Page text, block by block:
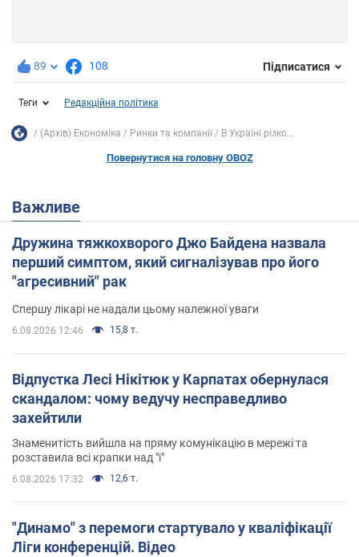
89 108 Підписатися
Теги Редакційна політика
(Архів) Економіка Ринки та компанії В Україні різко...
Повернутися на головну OBOZ
Важливе
Дружина тяжкохворого Джо Байдена назвала
перший симптом, який сигналізував про його
"агресивний" рак
Спершу лікарі не надали цьому належної уваги
6.08.2026 12:46 15,8 т.
Відпустка Лесі Нікітюк у Карпатах обернулася
скандалом: чому ведучу несправедливо
захейтили
Знаменитість вийшла на пряму комунікацію в мережі та
розставила всі крапки над "і"
6.08.2026 17:32 12,6 т.
"Динамо" з перемоги стартувало у кваліфікації
Ліги конференцій. Відео